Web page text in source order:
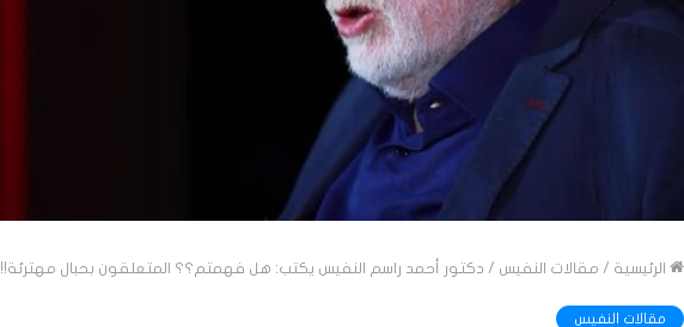
الرئيسية / مقالات النفيس / دكتور أحمد راسم النفيس يكتب: هل فهمتم؟؟ المتعلقون بحبال مهترئة!!
مقالات النفيس